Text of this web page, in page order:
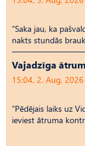
“Saka jau, ka
nakts stundās
Vajadzīga
15:04, 2. Aug, 2026
“Pēdējais laiks uz
ieviest ātruma